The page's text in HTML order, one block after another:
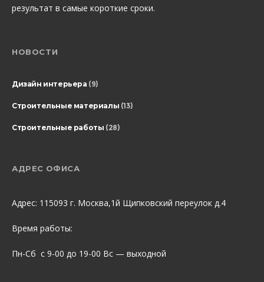
результат в самые короткие сроки.
НОВОСТИ
Дизайн интерьера (9)
Строительные материалы (13)
Строительные работы (28)
АДРЕС ОФИСА
Адрес: 115093 г. Москва,1й Щипковский переулок д.4
Время работы:
Пн-Сб с 9-00 до 19-00 Вс — выходной